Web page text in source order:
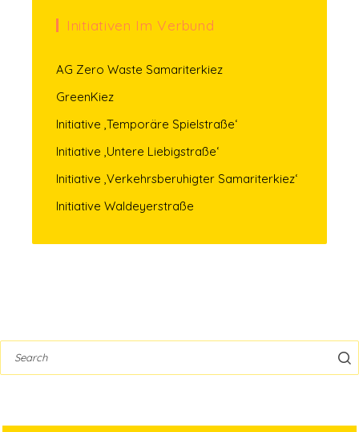
Initiativen Im Verbund
AG Zero Waste Samariterkiez
GreenKiez
Initiative ‚Temporäre Spielstraße‘
Initiative ‚Untere Liebigstraße‘
Initiative ‚Verkehrsberuhigter Samariterkiez‘
Initiative Waldeyerstraße